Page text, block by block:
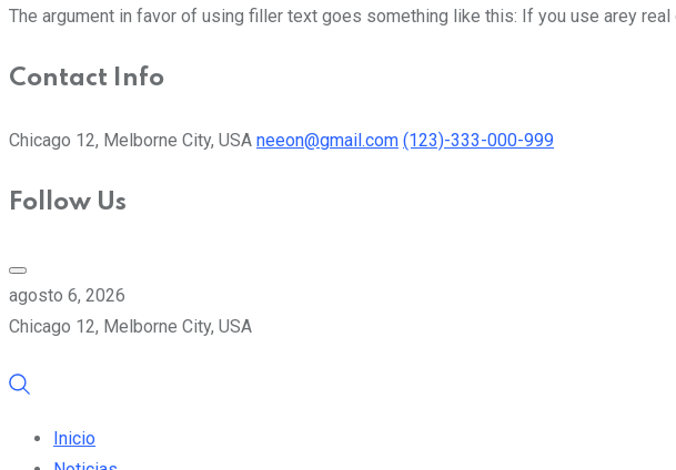
The argument in favor of using filler text goes something like this: If you use arey
Contact Info
Chicago 12, Melborne City, USA neeon@gmail.com (123)-333-000-999
Follow Us
agosto 6, 2026
Chicago 12, Melborne City, USA
Inicio